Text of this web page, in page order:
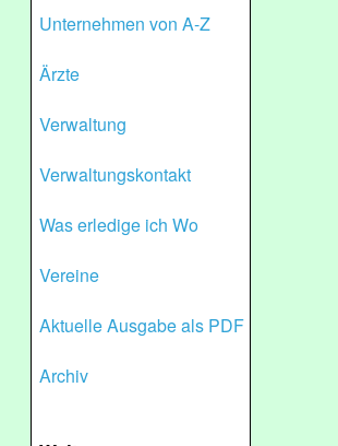
Unternehmen von A-Z
Ärzte
Verwaltung
Verwaltungskontakt
Was erledige ich Wo
Vereine
Aktuelle Ausgabe als PDF
Archiv